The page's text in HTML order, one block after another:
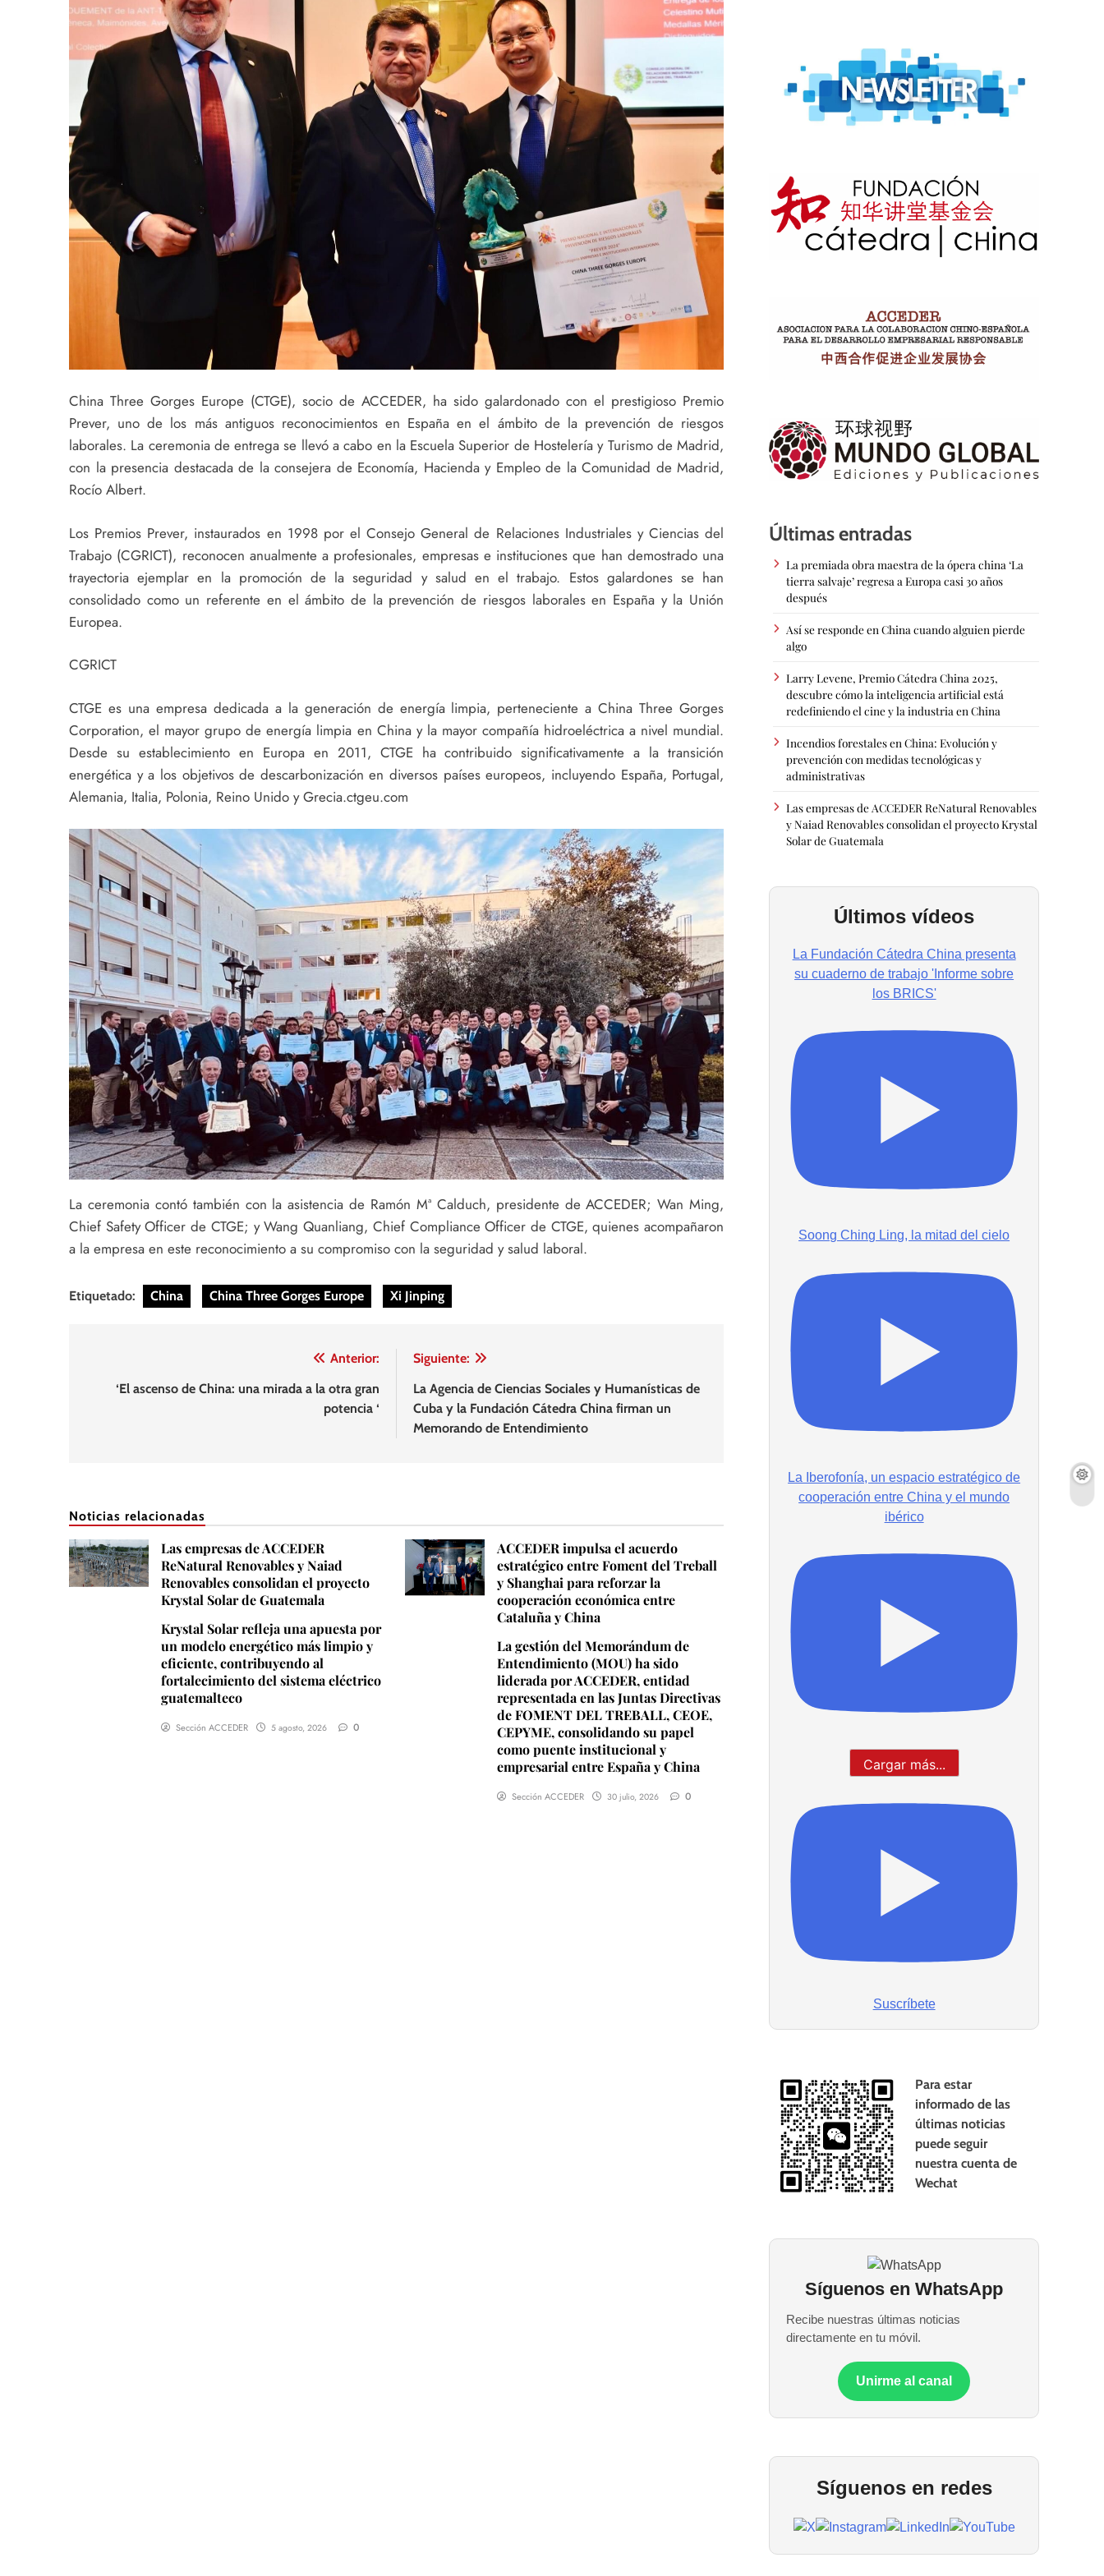
China Three Gorges Europe (CTGE), socio de ACCEDER, ha sido galardonado con el prestigioso Premio
Prever, uno de los más antiguos reconocimientos en España en el ámbito de la prevención de riesgos
laborales. La ceremonia de entrega se llevó a cabo en la Escuela Superior de Hostelería y Turismo de Madrid,
con la presencia destacada de la consejera de Economía, Hacienda y Empleo de la Comunidad de Madrid,
Rocío Albert.
Los Premios Prever, instaurados en 1998 por el Consejo General de Relaciones Industriales y Ciencias del
Trabajo (CGRICT), reconocen anualmente a profesionales, empresas e instituciones que han demostrado una
trayectoria ejemplar en la promoción de la seguridad y salud en el trabajo. Estos galardones se han
consolidado como un referente en el ámbito de la prevención de riesgos laborales en España y la Unión
Europea.
CGRICT
CTGE es una empresa dedicada a la generación de energía limpia, perteneciente a China Three Gorges
Corporation, el mayor grupo de energía limpia en China y la mayor compañía hidroeléctrica a nivel mundial.
Desde su establecimiento en Europa en 2011, CTGE ha contribuido significativamente a la transición
energética y a los objetivos de descarbonización en diversos países europeos, incluyendo España, Portugal,
Alemania, Italia, Polonia, Reino Unido y Grecia.ctgeu.com
La ceremonia contó también con la asistencia de Ramón Mª Calduch, presidente de ACCEDER; Wan Ming,
Chief Safety Officer de CTGE; y Wang Quanliang, Chief Compliance Officer de CTGE, quienes acompañaron
a la empresa en este reconocimiento a su compromiso con la seguridad y salud laboral.
Etiquetado: China China Three Gorges Europe Xi Jinping
Anterior:
‘El ascenso de China: una mirada a la otra gran
potencia ‘
Siguiente:
La Agencia de Ciencias Sociales y Humanísticas de
Cuba y la Fundación Cátedra China firman un
Memorando de Entendimiento
Noticias relacionadas
Las empresas de ACCEDER
ReNatural Renovables y Naiad
Renovables consolidan el proyecto
Krystal Solar de Guatemala
Krystal Solar refleja una apuesta por
un modelo energético más limpio y
eficiente, contribuyendo al
fortalecimiento del sistema eléctrico
guatemalteco
Sección ACCEDER 5 agosto, 2026 0
ACCEDER impulsa el acuerdo
estratégico entre Foment del Treball
y Shanghai para reforzar la
cooperación económica entre
Cataluña y China
La gestión del Memorándum de
Entendimiento (MOU) ha sido
liderada por ACCEDER, entidad
representada en las Juntas Directivas
de FOMENT DEL TREBALL, CEOE,
CEPYME, consolidando su papel
como puente institucional y
empresarial entre España y China
Sección ACCEDER 30 julio, 2026 0
Últimas entradas
La premiada obra maestra de la ópera china ‘La
tierra salvaje’ regresa a Europa casi 30 años
después
Así se responde en China cuando alguien pierde
algo
Larry Levene, Premio Cátedra China 2025,
descubre cómo la inteligencia artificial está
redefiniendo el cine y la industria en China
Incendios forestales en China: Evolución y
prevención con medidas tecnológicas y
administrativas
Las empresas de ACCEDER ReNatural Renovables
y Naiad Renovables consolidan el proyecto Krystal
Solar de Guatemala
Últimos vídeos
La Fundación Cátedra China presenta
su cuaderno de trabajo 'Informe sobre
los BRICS'
Soong Ching Ling, la mitad del cielo
La Iberofonía, un espacio estratégico de
cooperación entre China y el mundo
ibérico
Cargar más...
Suscríbete
Para estar
informado de las
últimas noticias
puede seguir
nuestra cuenta de
Wechat
Síguenos en WhatsApp
Recibe nuestras últimas noticias
directamente en tu móvil.
Unirme al canal
Síguenos en redes